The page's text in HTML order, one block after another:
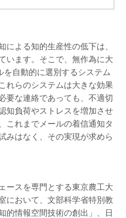
よる知的生産性の低下は、
います。そこで、無作為に大
自動的に選別するシステム
れらのシステムは大きな効果
要な連絡であっても、不適切
知負荷やストレスを増加させ
これまでメールの着信通知タ
みはなく、その実現が求めら
ースを専門とする東京農工大
において、文部科学省特別教
的情報空間技術の創出」、日